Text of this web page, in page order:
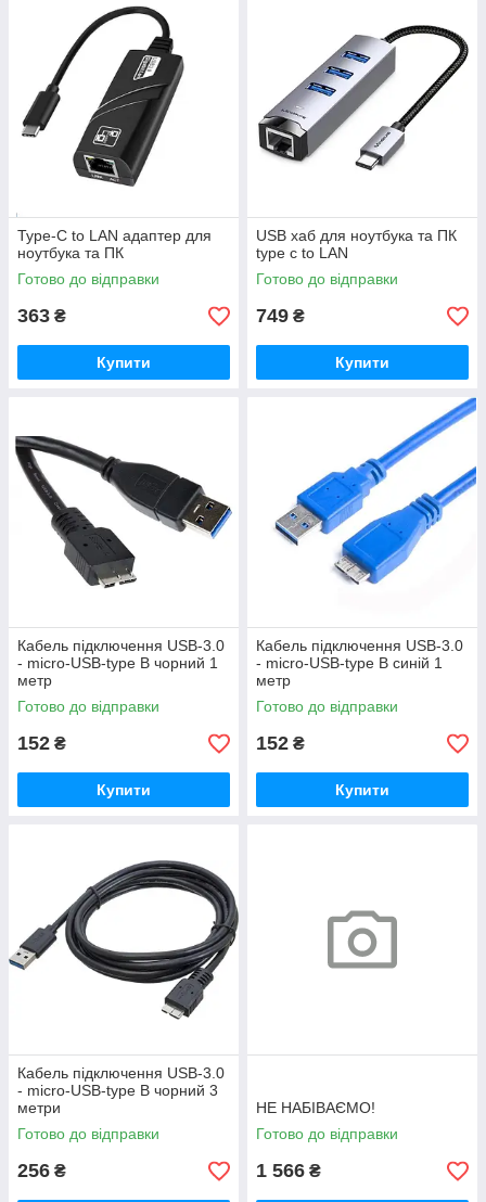
Type-C to LAN адаптер для
ноутбука та ПК
Готово до відправки
363 ₴
Купити
USB хаб для ноутбука та ПК
type c to LAN
Готово до відправки
749 ₴
Купити
Кабель підключення USB-3.0
- micro-USB-type B чорний 1
метр
Готово до відправки
152 ₴
Купити
Кабель підключення USB-3.0
- micro-USB-type B синій 1
метр
Готово до відправки
152 ₴
Купити
Кабель підключення USB-3.0
- micro-USB-type B чорний 3
метри
Готово до відправки
256 ₴
НЕ НАБІВАЄМО!
Готово до відправки
1 566 ₴